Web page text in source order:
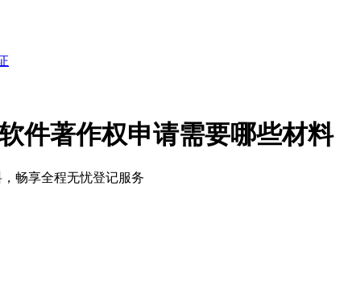
件著作权申请需要哪些材料
畅享全程无忧登记服务